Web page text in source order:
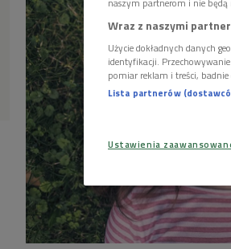
naszym partnerom i nie będą
Wraz z naszymi
Użycie dokładnych danych
identyfikacji.
pomiar reklam i treści, badnie
Lista partnerów
Ustawienia